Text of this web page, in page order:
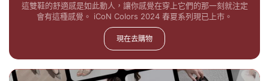
這雙鞋的舒適感是如此動人，讓你感覺在穿上它們的那一刻就注定
會有這種感覺。 iCoN Colors 2024 春夏系列現已上市。
現在去購物